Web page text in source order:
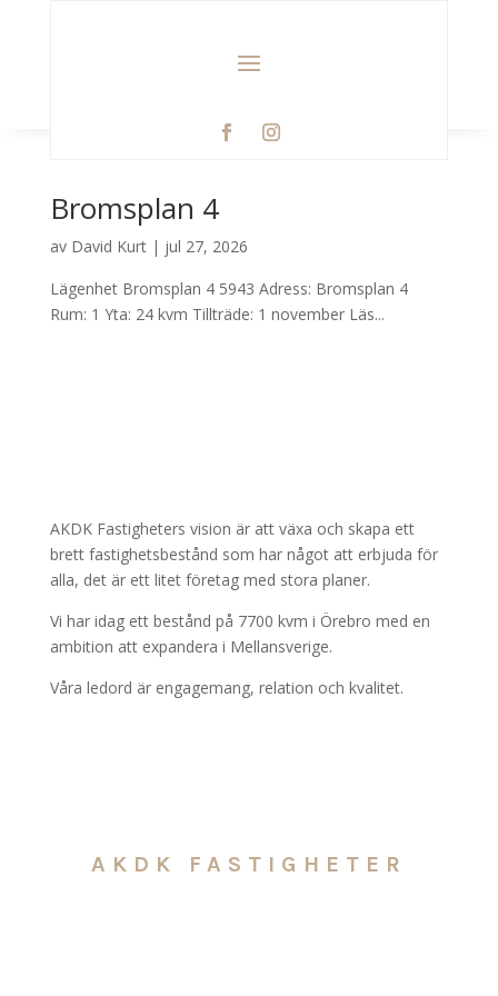
Bromsplan 4
av David Kurt| jul 27, 2026
Lägenhet Bromsplan 4 5943 Adress: Bromsplan 4
Rum: 1 Yta: 24 kvm Tillträde: 1 november Läs...
AKDK Fastigheters vision är att växa och skapa ett
brett fastighetsbestånd som har något att erbjuda för
alla, det är ett litet företag med stora planer.
Vi har idag ett bestånd på 7700 kvm i Örebro med en
ambition att expandera i Mellansverige.
Våra ledord är engagemang, relation och kvalitet.
AKDK FASTIGHETER